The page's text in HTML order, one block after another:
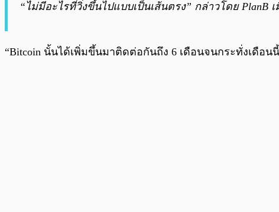
“ไม่มีอะไรที่วิ่งขึ้นไปแบบเป็นเส้นตรง” กล่าวโดย PlanB
“Bitcoin นั้นได้เพิ่มขึ้นมาติดต่อกันถึง 6 เดือนจนกระทั่งเดือน